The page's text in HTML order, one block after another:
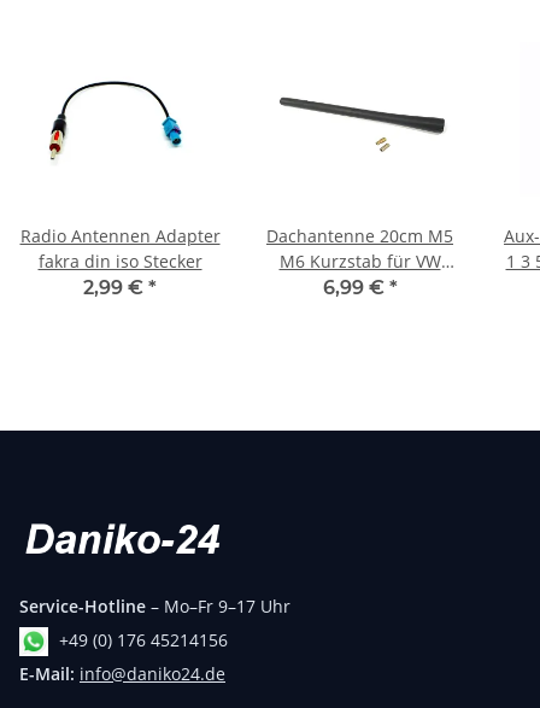
Radio Antennen Adapter
fakra din iso Stecker
2,99 € *
Dachantenne 20cm M5
M6 Kurzstab für VW
Audi Polo Golf GTI R32
6,99 € *
1 3
Service-Hotline – Mo–Fr 9–17 Uhr
+49 (0) 176 45214156
E-Mail: info@daniko24.de